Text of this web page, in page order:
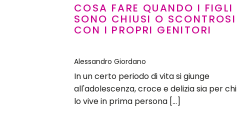
COSA FARE QUANDO I FIGLI
SONO CHIUSI O SCONTROSI
CON I PROPRI GENITORI
Alessandro Giordano
In un certo periodo di vita si giunge
all'adolescenza, croce e delizia sia per chi
lo vive in prima persona […]